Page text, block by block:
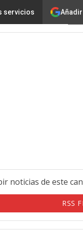
servicios
noticias de este
RSS